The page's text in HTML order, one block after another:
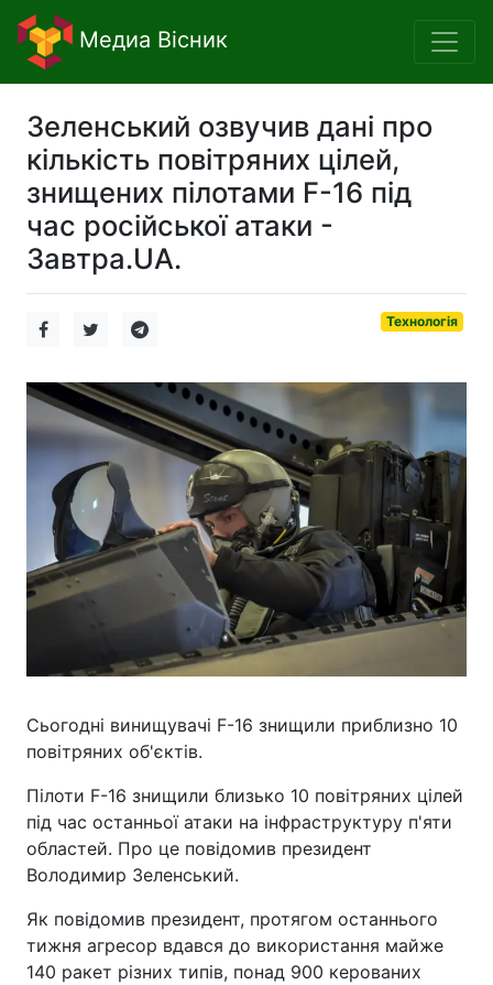
Медиа Вісник
Зеленський озвучив дані про
кількість повітряних цілей,
знищених пілотами F-16 під
час російської атаки -
Завтра.UA.
Технологія
Сьогодні винищувачі F-16 знищили приблизно 10
повітряних об'єктів.
Пілоти F-16 знищили близько 10 повітряних цілей
під час останньої атаки на інфраструктуру п'яти
областей. Про це повідомив президент
Володимир Зеленський.
Як повідомив президент, протягом останнього
тижня агресор вдався до використання майже
140 ракет різних типів, понад 900 керованих